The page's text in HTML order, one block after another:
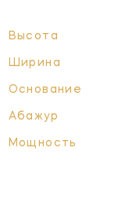
Высота
Ширина
Основание
Абажур
Мощность